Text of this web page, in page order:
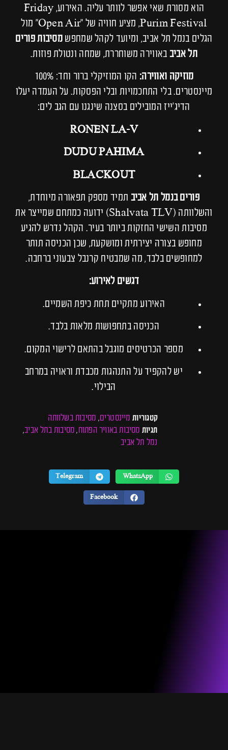
הוא מסורת שאי אפשר לוותר עליה. האירוע, Friday
Purim Festival, מציע חוויה של "Open Air" מול
הגלים בנמל תל אביב, ומיועד לקהל שמחפש מסיבות פורים
תל אביב באווירה משוחררת, שמחה ונטולת פוזות.
מוזיקה ואווירה:
הקו המוזיקלי ברור וחד: 100%
מיינסטרים. בלי התחכמויות ובלי הפסקות. על העמדה יעלו
הדיג'ייז המובילים בסצנה שינגנו עם הגב לים:
RONEN LA-V
DUDU PAHIMA
BLACKOUT
פורים בנמל תל אביב תמיד מספק תפאורה מיוחדת,
והשלוותה (Shalvata TLV) ידועה כמתחם שמייצר את
מסיבות השישי החזקות ביותר בעיר. הקהל נדרש להגיע
מחופש בצורה יצירתית ומושקעת, שכן הכניסה תותר
למחופשים בלבד, מה שמבטיח קרנבל צבעוני ברחבה.
דגשים לאירוע:
האירוע מתקיים תחת כיפת השמיים.
הכניסה בתחפושות מלאות בלבד.
מספר הכרטיסים מוגבל בהתאם לרישוי המקום.
יש להקפיד על התנהגות מכבדת וראויה במרחב
הבילוי.
קטגוריות מיינסטרים, מסיבות בשלוותה
תגיות מסיבות באוויר הפתוח, מסיבות בתל אביב,
נמל תל אביב
WhatsApp
Telegram
Facebook